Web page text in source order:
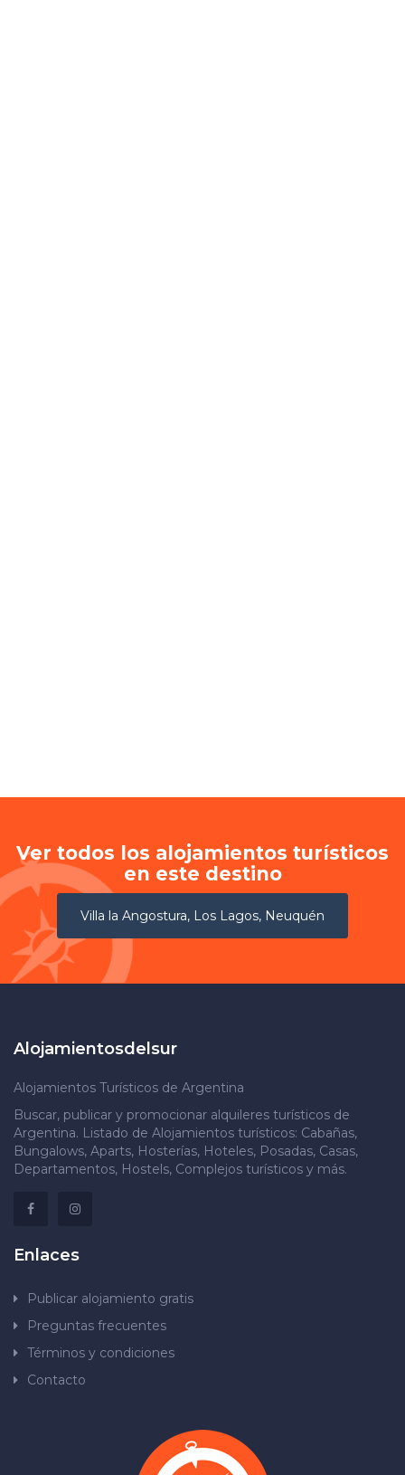
Ver todos los alojamientos turísticos
en este destino
Villa la Angostura, Los Lagos, Neuquén
Alojamientosdelsur
Alojamientos Turísticos de Argentina
Buscar, publicar y promocionar alquileres turísticos de
Argentina. Listado de Alojamientos turísticos: Cabañas,
Bungalows, Aparts, Hosterías, Hoteles, Posadas, Casas,
Departamentos, Hostels, Complejos turísticos y más.
Enlaces
Publicar alojamiento gratis
Preguntas frecuentes
Términos y condiciones
Contacto